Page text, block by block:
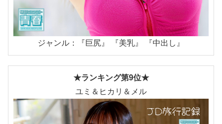
ジャンル：『巨尻』 『美乳』 『中出し』
★ランキング第9位★
ユミ＆ヒカリ＆メル